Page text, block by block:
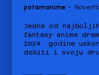
potamanime -
Jedna od najboljih
fantasy anime
2024. godine
dobiti i svoju
sezonu. Dok
(ne)strpljivo
sledeće